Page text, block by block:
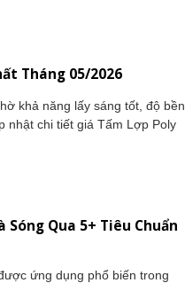
Tháng 05/2026
khả năng lấy sáng tốt, độ bền
nhật chi tiết giá Tấm Lợp Poly
Qua 5+ Tiêu Chuẩn
ứng dụng phổ biến trong